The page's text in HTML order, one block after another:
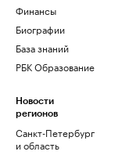
Финансы
Биографии
База знаний
РБК Образование
Новости
регионов
Санкт-Петербург
и область